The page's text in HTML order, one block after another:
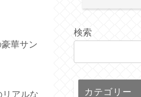
華サン
アルな
検索
カテゴリー